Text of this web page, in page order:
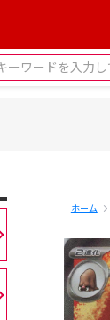
ホーム